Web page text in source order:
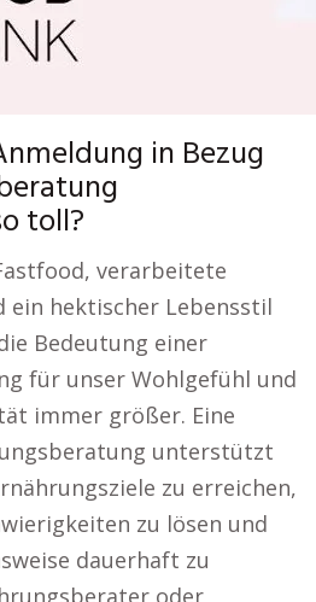
in Bezug
toll?
verarbeitete
hektischer Lebensstil
Bedeutung einer
für unser Wohlgefühl und
immer größer. Eine
unterstützt
zu erreichen,
zu lösen und
dauerhaft zu
oder